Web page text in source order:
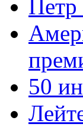
Петр
50